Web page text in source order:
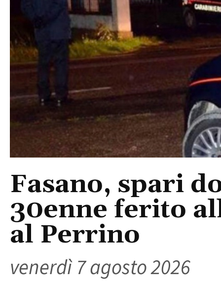
Fasano, spari
30enne ferito
al Perrino
venerdì 7 agosto 2026